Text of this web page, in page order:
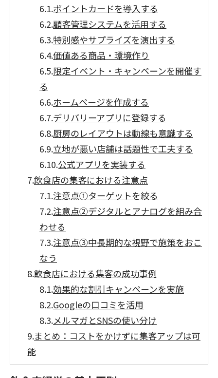
6.1.ポイントカードを導入する
6.2.顧客管理システムを活用する
6.3.特別感やサプライズを演出する
6.4.価値ある商品・環境作り
6.5.限定イベント・キャンペーンを開催す
る
6.6.ホームページを作成する
6.7.デリバリーアプリに登録する
6.8.厨房のレイアウトは動線も意識する
6.9.立地が悪い店舗は話題性で工夫する
6.10.公式アプリを実装する
7.飲食店の集客における注意点
7.1.注意点①ターゲットを絞る
7.2.注意点②デジタルとアナログを組み合
わせる
7.3.注意点③中長期的な視野で施策をおこ
なう
8.飲食店における集客の成功事例
8.1.効果的な割引キャンペーンを実施
8.2.Googleの口コミを活用
8.3.メルマガとSNSの使い分け
9.まとめ：コストをかけずに集客アップは可
能